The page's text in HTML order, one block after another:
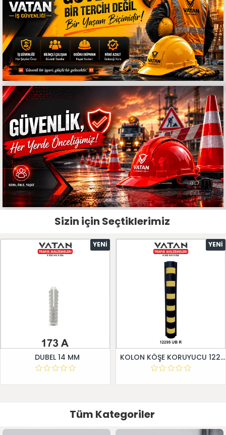
Sizin için Seçtiklerimiz
YENI
DUBEL 14 MM
YENI
KOLON KÖŞE KORUYUCU 12295 UB R
Tüm Kategoriler